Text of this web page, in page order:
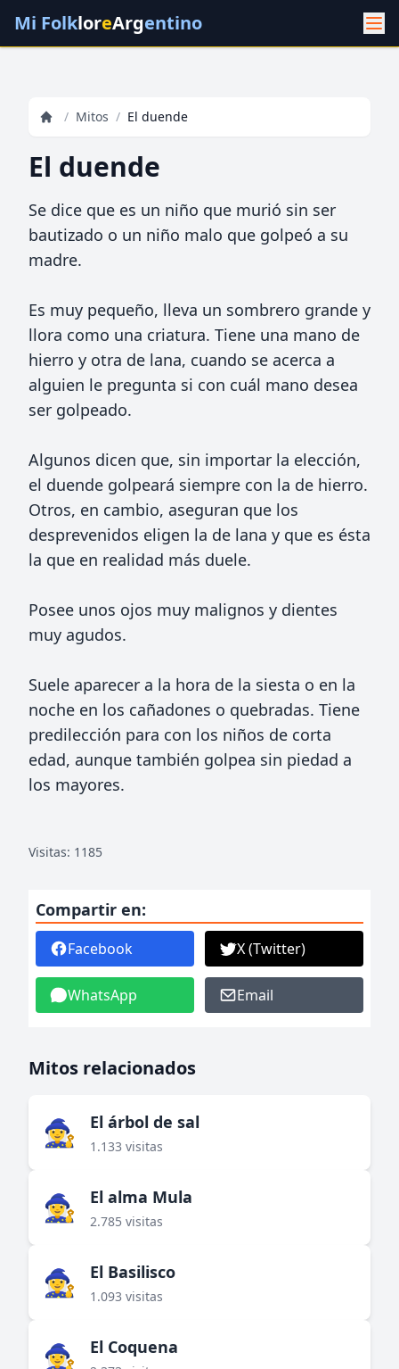
Mi FolkloreArgentino
/ Mitos / El duende
El duende
Se dice que es un niño que murió sin ser
bautizado o un niño malo que golpeó a su
madre.
Es muy pequeño, lleva un sombrero grande y
llora como una criatura. Tiene una mano de
hierro y otra de lana, cuando se acerca a
alguien le pregunta si con cuál mano desea
ser golpeado.
Algunos dicen que, sin importar la elección,
el duende golpeará siempre con la de hierro.
Otros, en cambio, aseguran que los
desprevenidos eligen la de lana y que es ésta
la que en realidad más duele.
Posee unos ojos muy malignos y dientes
muy agudos.
Suele aparecer a la hora de la siesta o en la
noche en los cañadones o quebradas. Tiene
predilección para con los niños de corta
edad, aunque también golpea sin piedad a
los mayores.
Visitas: 1185
Compartir en:
Facebook X (Twitter)
WhatsApp Email
Mitos relacionados
🧙‍♀️ El árbol de sal
1.133 visitas
🧙‍♀️ El alma Mula
2.785 visitas
🧙‍♀️ El Basilisco
1.093 visitas
🧙‍♀️ El Coquena